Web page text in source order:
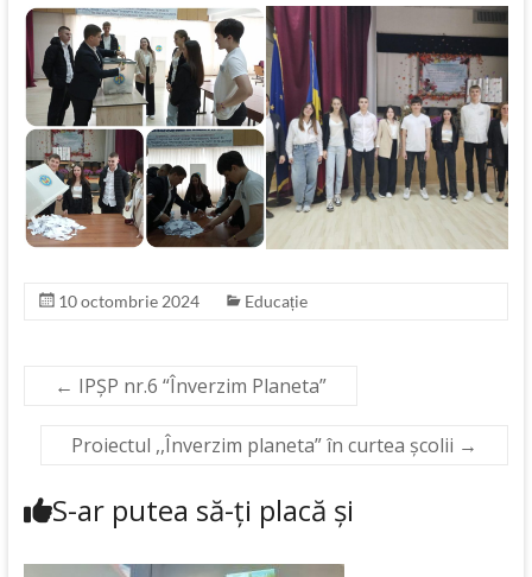
10 octombrie 2024 Educație
← IPȘP nr.6 “Înverzim Planeta”
Proiectul ,,Înverzim planeta” în curtea școlii →
S-ar putea să-ți placă și